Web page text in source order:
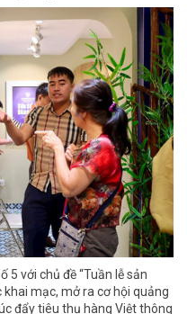
5 với chủ đề “Tuần lễ sản
mạc, mở ra cơ hội quảng
đẩy tiêu thụ hàng Việt thông